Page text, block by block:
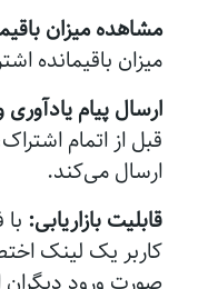
مشاهده میزان
میزان باقیمانده
ارسال پیام
قبل از اتمام
ارسال می‌کند.
قابلیت بازاریابی:
کاربر یک لینک